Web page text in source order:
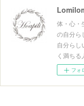
体・心・
の自分ら
自分らし
く満ちる
フォ